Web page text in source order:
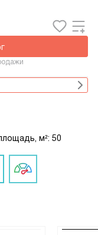
м²: 50